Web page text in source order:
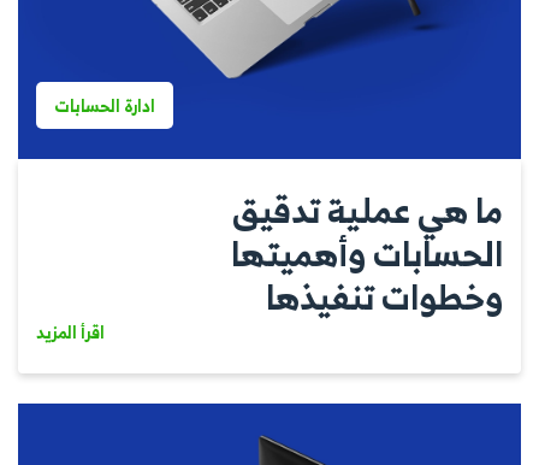
ادارة الحسابات
ما هي عملية تدقيق
الحسابات وأهميتها
وخطوات تنفيذها
اقرأ المزيد